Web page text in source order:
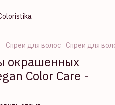
Спреи для волос Спреи для
окрашенных
Color Care -